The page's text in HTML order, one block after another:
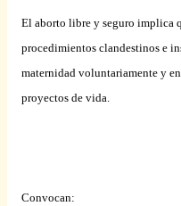
El aborto libre y seguro implica
procedimientos clandestinos e
maternidad voluntariamente y
proyectos de vida.
Convocan: